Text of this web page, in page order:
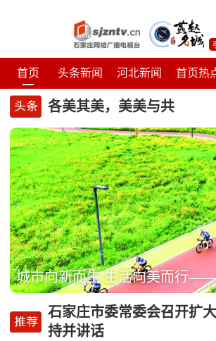
首页 头条新闻 河北新闻 首页热
区县新闻 精彩视界 影像石家庄
教育 文化 健康
下拉刷新
各美其美，美美与共
石家庄市委常委会召开扩
持并讲话